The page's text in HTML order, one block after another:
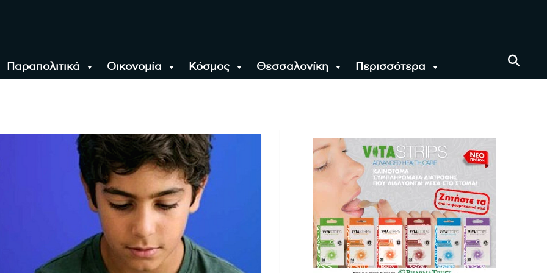
Παραπολιτικά Οικονομία Κόσμος Θεσσαλονίκη Περισσότερα